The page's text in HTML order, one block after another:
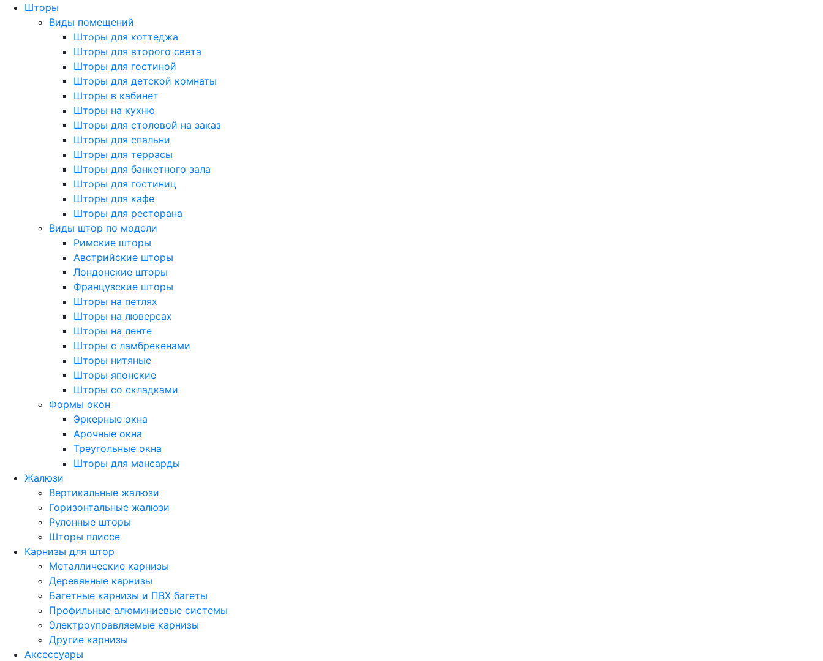
Шторы
Виды помещений
Шторы для коттеджа
Шторы для второго света
Шторы для гостиной
Шторы для детской комнаты
Шторы в кабинет
Шторы на кухню
Шторы для столовой на заказ
Шторы для спальни
Шторы для террасы
Шторы для банкетного зала
Шторы для гостиниц
Шторы для кафе
Шторы для ресторана
Виды штор по модели
Римские шторы
Австрийские шторы
Лондонские шторы
Французские шторы
Шторы на петлях
Шторы на люверсах
Шторы на ленте
Шторы с ламбрекенами
Шторы нитяные
Шторы японские
Шторы со складками
Формы окон
Эркерные окна
Арочные окна
Треугольные окна
Шторы для мансарды
Жалюзи
Вертикальные жалюзи
Горизонтальные жалюзи
Рулонные шторы
Шторы плиссе
Карнизы для штор
Металлические карнизы
Деревянные карнизы
Багетные карнизы и ПВХ багеты
Профильные алюминиевые системы
Электроуправляемые карнизы
Другие карнизы
Аксессуары